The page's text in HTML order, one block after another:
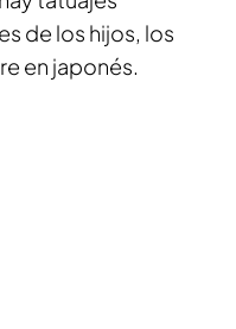
de los hijos, los
en japonés.